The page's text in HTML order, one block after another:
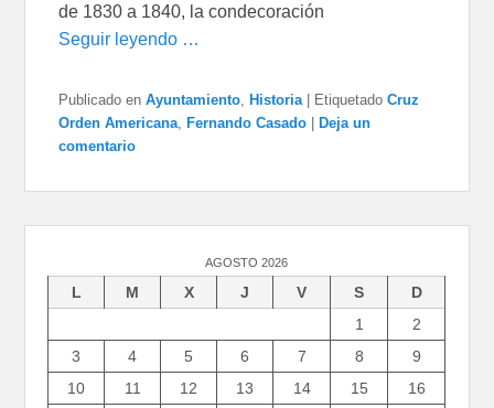
de 1830 a 1840, la condecoración
Seguir leyendo …
Publicado en Ayuntamiento, Historia Etiquetado Cruz
Orden Americana, Fernando Casado
Deja un
comentario
AGOSTO 2026
L M X J V S
D
1
2
3
4 5 6 7 8
9
10
11 12 13 14 15
16